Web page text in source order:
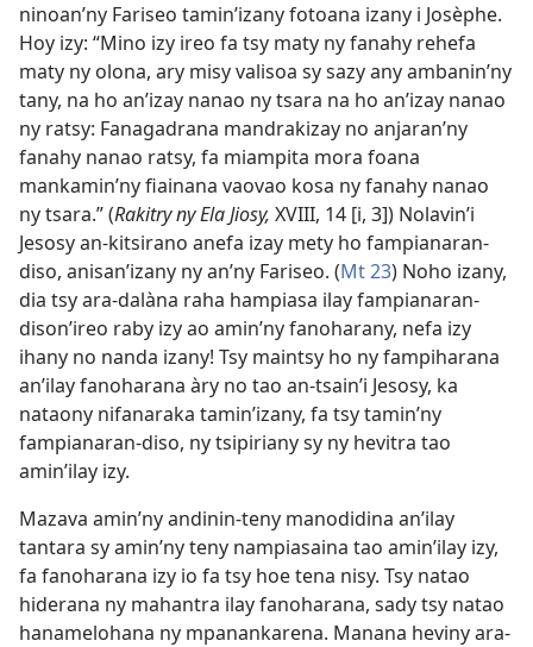
ninoan’ny Fariseo tamin’izany fotoana izany i Josèphe.
Hoy izy: “Mino izy ireo fa tsy maty ny fanahy rehefa
maty ny olona, ary misy valisoa sy sazy any ambanin’ny
tany, na ho an’izay nanao ny tsara na ho an’izay nanao
ny ratsy: Fanagadrana mandrakizay no anjaran’ny
fanahy nanao ratsy, fa miampita mora foana
mankamin’ny fiainana vaovao kosa ny fanahy nanao
ny tsara.” (Rakitry ny Ela Jiosy, XVIII, 14 [i, 3]) Nolavin’i
Jesosy an-kitsirano anefa izay mety ho fampianaran-
diso, anisan’izany ny an’ny Fariseo. (Mt 23) Noho izany,
dia tsy ara-dalàna raha hampiasa ilay fampianaran-
dison’ireo raby izy ao amin’ny fanoharany, nefa izy
ihany no nanda izany! Tsy maintsy ho ny fampiharana
an’ilay fanoharana àry no tao an-tsain’i Jesosy, ka
nataony nifanaraka tamin’izany, fa tsy tamin’ny
fampianaran-diso, ny tsipiriany sy ny hevitra tao
amin’ilay izy.
Mazava amin’ny andinin-teny manodidina an’ilay
tantara sy amin’ny teny nampiasaina tao amin’ilay izy,
fa fanoharana izy io fa tsy hoe tena nisy. Tsy natao
hiderana ny mahantra ilay fanoharana, sady tsy natao
hanamelohana ny mpanankarena. Manana heviny ara-